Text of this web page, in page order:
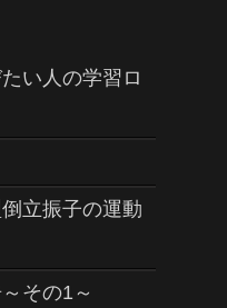
い人の学習ロ
立振子の運動
その1～